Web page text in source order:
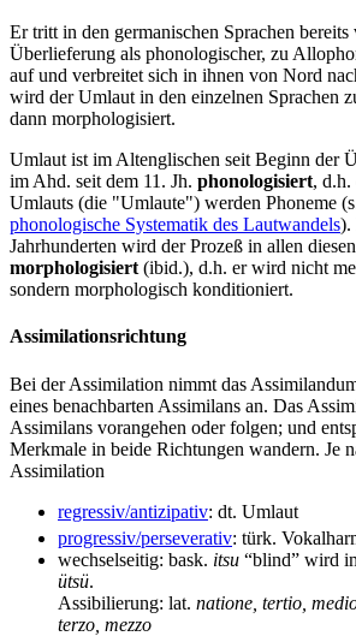
Er tritt in den germanischen Sprachen
Überlieferung als phonologischer, zu
auf und verbreitet sich in ihnen von Nord
wird der Umlaut in den einzelnen Sprachen
dann morphologisiert.
Umlaut ist im Altenglischen seit Beginn der
im Ahd. seit dem 11. Jh. phonologisiert, d.h.
Umlauts (die "Umlaute") werden Phoneme
phonologische Systematik des Lautwandels).
Jahrhunderten wird der Prozeß in allen
morphologisiert (ibid.), d.h. er wird nicht
sondern morphologisch konditioniert.
Assimilationsrichtung
Bei der Assimilation nimmt das
eines benachbarten Assimilans an. Das
Assimilans vorangehen oder folgen; und
Merkmale in beide Richtungen wandern. Je
Assimilation
regressiv/antizipativ: dt. Umlaut
progressiv/perseverativ: türk.
wechselseitig: bask. itsu “blind” wird
ütsü.
Assibilierung: lat. natione, tertio,
terzo, mezzo